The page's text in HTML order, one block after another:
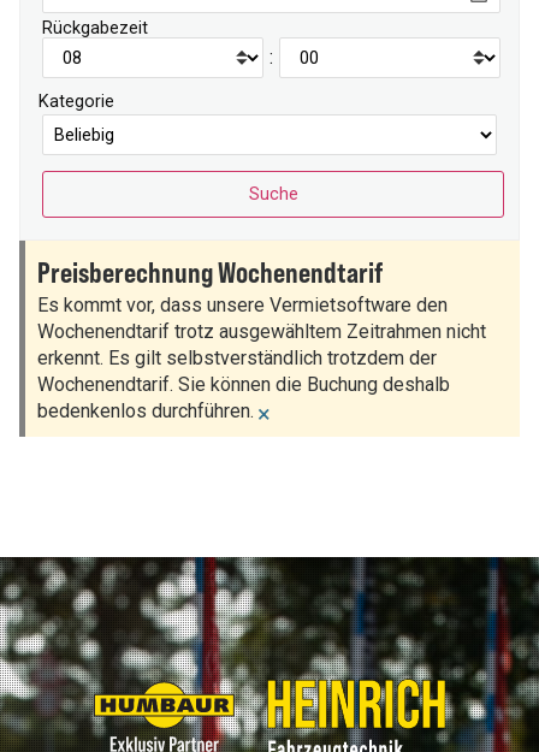
Rückgabezeit
:
Kategorie
Preisberechnung Wochenendtarif
Es kommt vor, dass unsere Vermietsoftware den
Wochenendtarif trotz ausgewähltem Zeitrahmen nicht
erkennt. Es gilt selbstverständlich trotzdem der
Wochenendtarif. Sie können die Buchung deshalb
bedenkenlos durchführen. ×